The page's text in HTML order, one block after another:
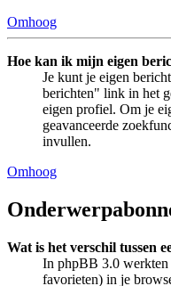
Omhoog
Hoe kan ik mijn eigen
Je kunt je eigen
berichten" link in het
eigen profiel. Om je
geavanceerde
invullen.
Omhoog
Wat is het verschil tussen
In phpBB 3.0
favorieten) in je